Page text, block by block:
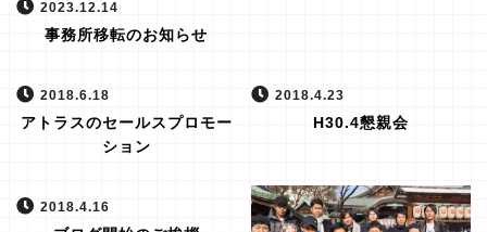
2023.12.14
事務所移転のお知らせ
2018.6.18
アトラスのセールスプロモー
ション
2018.4.23
H30.4懇親会
2018.4.16